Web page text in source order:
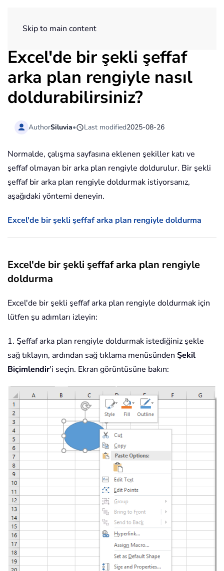
Skip to main content
Excel'de bir şekli şeffaf
arka plan rengiyle nasıl
doldurabilirsiniz?
AuthorSiluvia• Last modified2025-08-26
Normalde, çalışma sayfasına eklenen şekiller katı ve
şeffaf olmayan bir arka plan rengiyle doldurulur. Bir şekli
şeffaf bir arka plan rengiyle doldurmak istiyorsanız,
aşağıdaki yöntemi deneyin.
Excel'de bir şekli şeffaf arka plan rengiyle doldurma
Excel'de bir şekli şeffaf arka plan rengiyle
doldurma
Excel'de bir şekli şeffaf arka plan rengiyle doldurmak için
lütfen şu adımları izleyin:
1. Şeffaf arka plan rengiyle doldurmak istediğiniz şekle
sağ tıklayın, ardından sağ tıklama menüsünden Şekil
Biçimlendir'i seçin. Ekran görüntüsüne bakın: